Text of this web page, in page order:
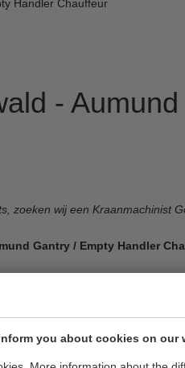
you about cookies on our
Handler Chauffeur
-
zoeken wij een Kraanmachinist
Gantry / Empty Handler
containers waaronder reefers
in de behandeling, opslag,